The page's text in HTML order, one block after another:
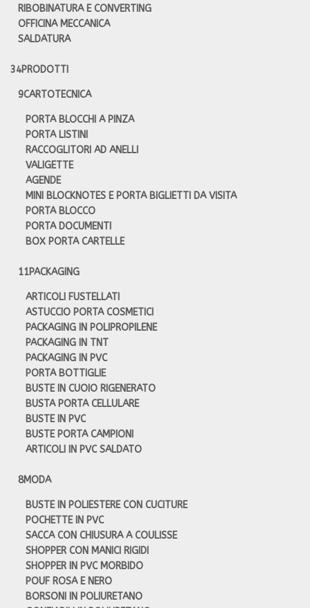
RIBOBINATURA E CONVERTING
OFFICINA MECCANICA
SALDATURA
34PRODOTTI
9CARTOTECNICA
PORTA BLOCCHI A PINZA
PORTA LISTINI
RACCOGLITORI AD ANELLI
VALIGETTE
AGENDE
MINI BLOCKNOTES E PORTA BIGLIETTI DA VISITA
PORTA BLOCCO
PORTA DOCUMENTI
BOX PORTA CARTELLE
11PACKAGING
ARTICOLI FUSTELLATI
ASTUCCIO PORTA COSMETICI
PACKAGING IN POLIPROPILENE
PACKAGING IN TNT
PACKAGING IN PVC
PORTA BOTTIGLIE
BUSTE IN CUOIO RIGENERATO
BUSTA PORTA CELLULARE
BUSTE IN PVC
BUSTE PORTA CAMPIONI
ARTICOLI IN PVC SALDATO
8MODA
BUSTE IN POLIESTERE CON CUCITURE
POCHETTE IN PVC
SACCA CON CHIUSURA A COULISSE
SHOPPER CON MANICI RIGIDI
SHOPPER IN PVC MORBIDO
POUF ROSA E NERO
BORSONI IN POLIURETANO